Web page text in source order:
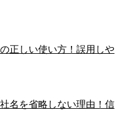
正しい使い方！誤用しや
名を省略しない理由！信